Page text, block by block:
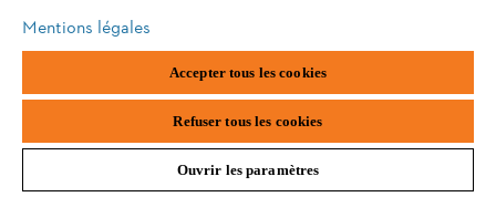
firefox chrome
edge
Mentions légales
Accepter tous les cookies
Refuser tous les cookies
Ouvrir les paramètres